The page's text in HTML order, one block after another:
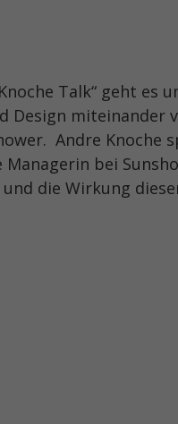
Talk“ geht es
Design miteinander
Andre Knoche
Managerin bei
die Wirkung